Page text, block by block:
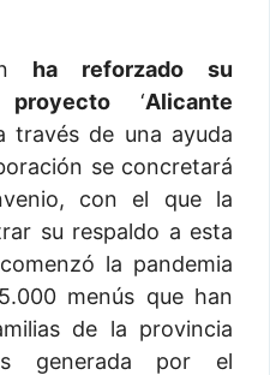
ha reforzado su
‘Alicante
través de una ayuda
se concretará
con el que la
su respaldo a esta
la pandemia
menús que han
de la provincia
generada por el